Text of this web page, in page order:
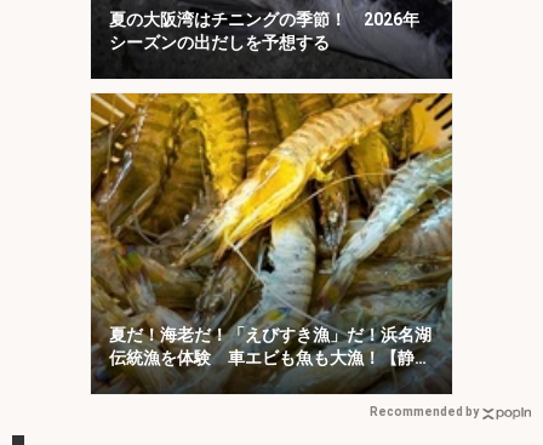
夏の大阪湾はチニングの季節！ 2026年
シーズンの出だしを予想する
夏だ！海老だ！「えびすき漁」だ！浜名湖
伝統漁を体験 車エビも魚も大漁！【静
岡】
Recommended by